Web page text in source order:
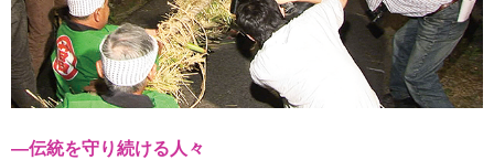
―伝統を守り続ける人々